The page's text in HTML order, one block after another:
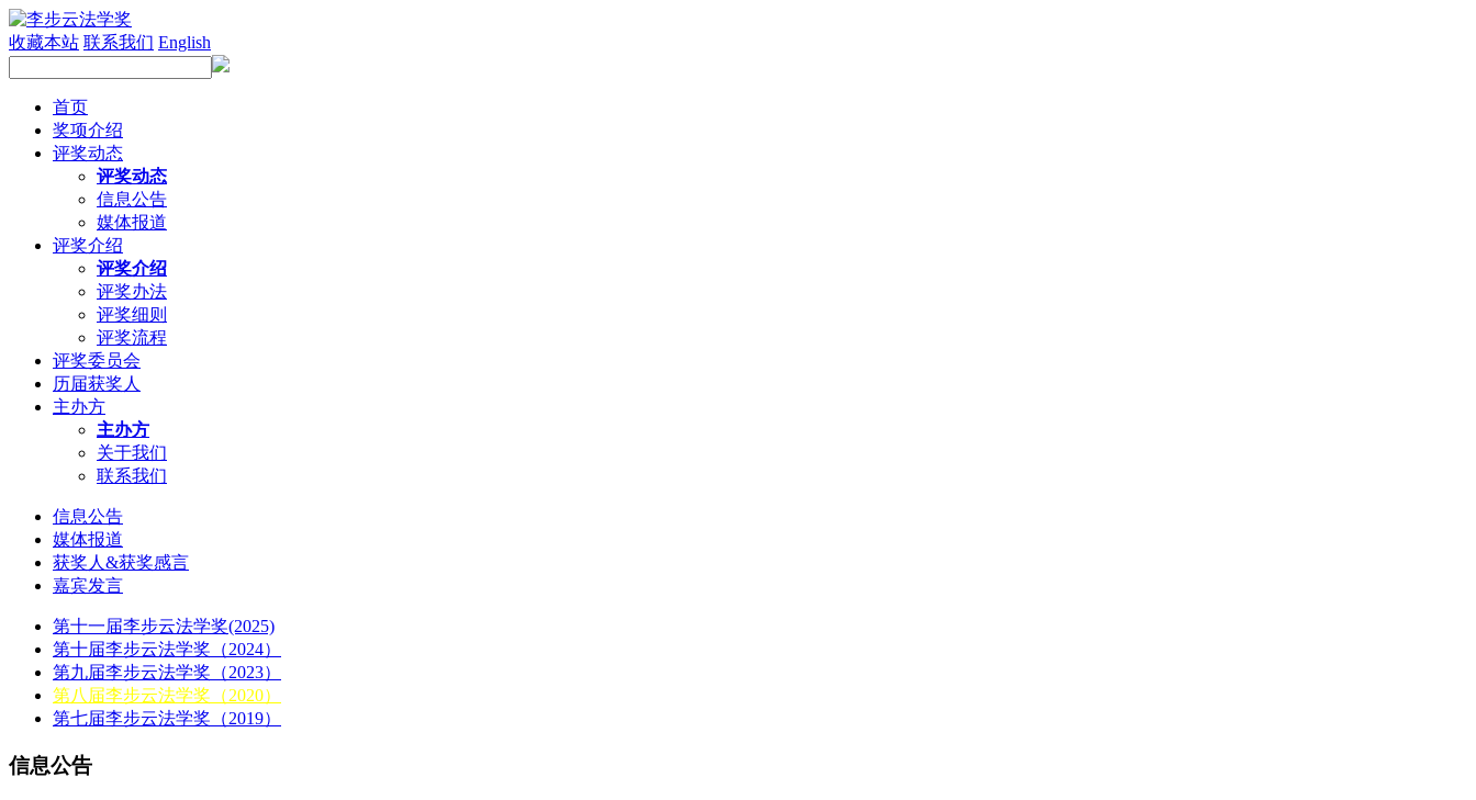
收藏本站 联系我们 English
首页
奖项介绍
评奖动态
评奖动态
信息公告
媒体报道
评奖介绍
评奖介绍
评奖办法
评奖细则
评奖流程
评奖委员会
历届获奖人
主办方
主办方
关于我们
联系我们
信息公告
媒体报道
获奖人&获奖感言
嘉宾发言
第十一届李步云法学奖(2025)
第十届李步云法学奖（2024）
第九届李步云法学奖（2023）
第八届李步云法学奖（2020）
第七届李步云法学奖（2019）
信息公告